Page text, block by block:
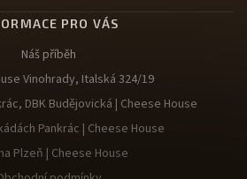
PRO VÁS
Náš příběh
Vinohrady, Italská 324/19
DBK Budějovická | Cheese House
Pankrác | Cheese House
Plzeň | Cheese House